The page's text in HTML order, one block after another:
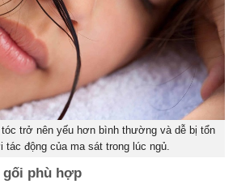
trở nên yếu hơn bình thường và dễ bị tổn
động của ma sát trong lúc ngủ.
gối phù hợp